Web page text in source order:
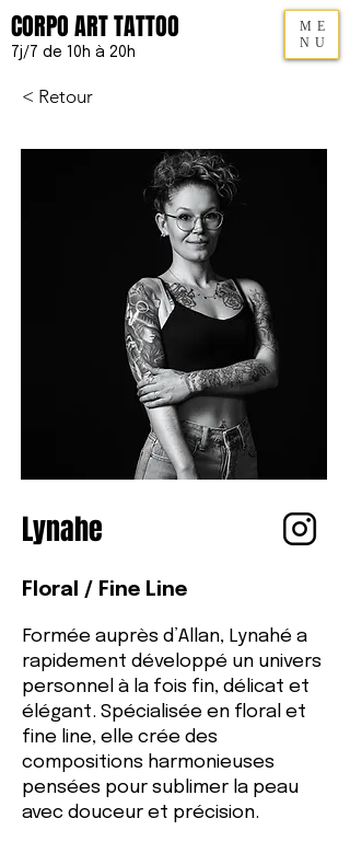
CORPO ART TATTOO
ME
NU
7j/7 de 10h à 20h
< Retour
Lynahe
Floral / Fine Line
Formée auprès d’Allan, Lynahé a
rapidement développé un univers
personnel à la fois fin, délicat et
élégant. Spécialisée en floral et
fine line, elle crée des
compositions harmonieuses
pensées pour sublimer la peau
avec douceur et précision.